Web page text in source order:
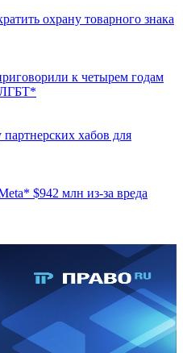
охрану товарного знака
к четырем годам
ЛГБТ*
хабов для
$942 млн из-за вреда